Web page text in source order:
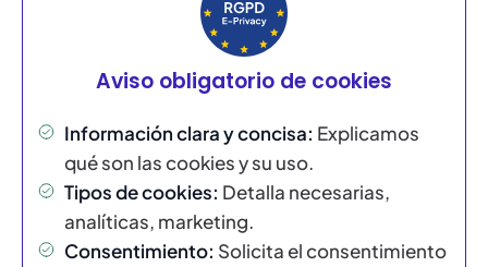
Aviso obligatorio de cookies
Información clara y concisa: Explicamos
qué son las cookies y su uso.
Tipos de cookies: Detalla necesarias,
analíticas, marketing.
Consentimiento: Solicita el consentimiento